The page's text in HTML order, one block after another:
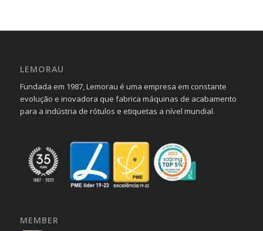
LEMORAU
Fundada em 1987, Lemorau é uma empresa em constante
evolução e inovadora que fabrica máquinas de acabamento
para a indústria de rótulos e etiquetas a nível mundial.
MEMBER